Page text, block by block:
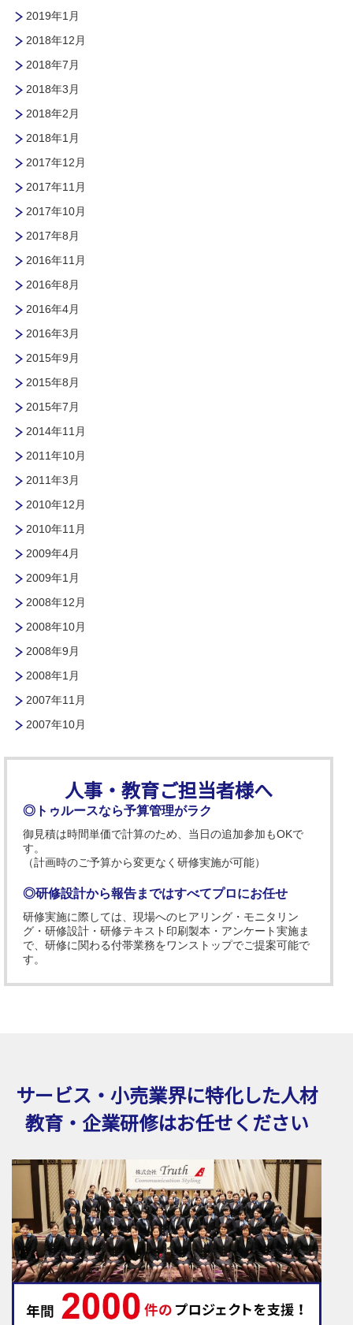
2019年1月
2018年12月
2018年7月
2018年3月
2018年2月
2018年1月
2017年12月
2017年11月
2017年10月
2017年8月
2016年11月
2016年8月
2016年4月
2016年3月
2015年9月
2015年8月
2015年7月
2014年11月
2011年10月
2011年3月
2010年12月
2010年11月
2009年4月
2009年1月
2008年12月
2008年10月
2008年9月
2008年1月
2007年11月
2007年10月
人事・教育ご担当者様へ
◎トゥルースなら予算管理がラク
御見積は時間単価で計算のため、当日の追加参加もOKで
す。
（計画時のご予算から変更なく研修実施が可能）
◎研修設計から報告まではすべてプロにお任せ
研修実施に際しては、現場へのヒアリング・モニタリン
グ・研修設計・研修テキスト印刷製本・アンケート実施ま
で、研修に関わる付帯業務をワンストップでご提案可能で
す。
サービス・小売業界に特化した人材
教育・企業研修はお任せください